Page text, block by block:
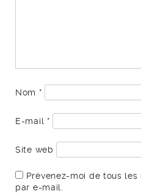
Nom *
E-mail *
Site web
Prévenez-moi de tous
par e-mail.